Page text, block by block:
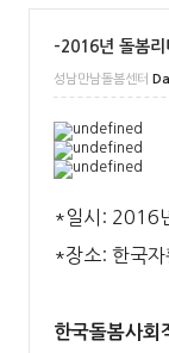
-2016년 돌봄리
성남만남돌봄센터
*일시: 2016
*장소: 한국자
한국돌봄사회